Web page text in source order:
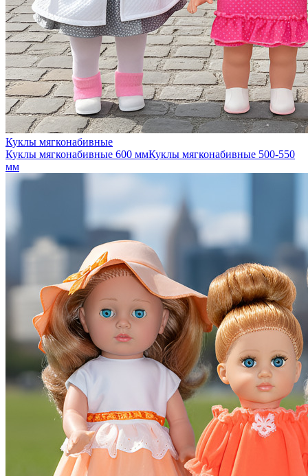
Куклы мягконабивные
Куклы мягконабивные 600 ммКуклы мягконабивные 500-550
мм